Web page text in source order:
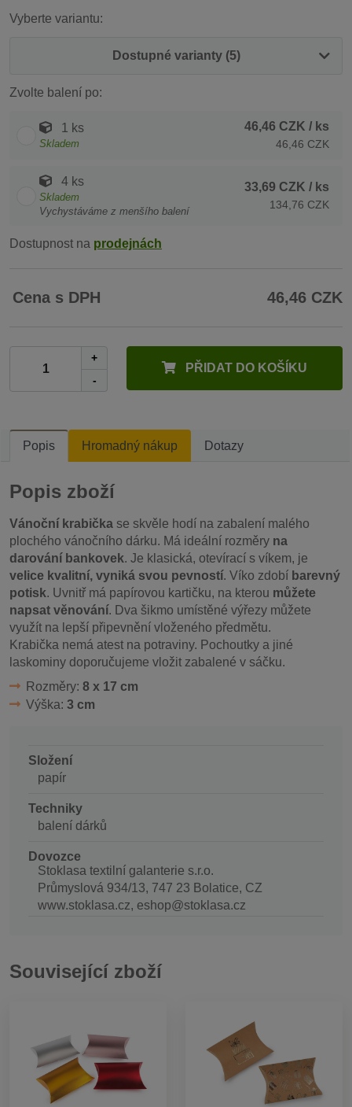
Vyberte variantu:
Dostupné varianty (5)
Zvolte balení po:
1 ks
Skladem
46,46 CZK / ks
46,46 CZK
4 ks
Skladem
Vychystáváme z menšího balení
33,69 CZK / ks
134,76 CZK
Dostupnost na prodejnách
Cena s DPH 46,46 CZK
+
-
PŘIDAT DO KOŠÍKU
Popis Hromadný nákup Dotazy
Popis zboží
Vánoční krabička se skvěle hodí na zabalení malého
plochého vánočního dárku. Má ideální rozměry na
darování bankovek. Je klasická, otevírací s víkem, je
velice kvalitní, vyniká svou pevností. Víko zdobí barevný
potisk. Uvnitř má papírovou kartičku, na kterou můžete
napsat věnování. Dva šikmo umístěné výřezy můžete
využít na lepší připevnění vloženého předmětu.
Krabička nemá atest na potraviny. Pochoutky a jiné
laskominy doporučujeme vložit zabalené v sáčku.
Rozměry: 8 x 17 cm
Výška: 3 cm
Složení
papír
Techniky
balení dárků
Dovozce
Stoklasa textilní galanterie s.r.o.
Průmyslová 934/13, 747 23 Bolatice, CZ
www.stoklasa.cz, eshop@stoklasa.cz
Související zboží